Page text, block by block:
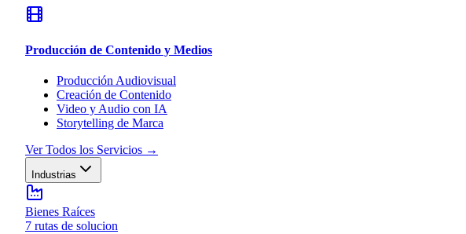
Producción de Contenido y Medios
Producción Audiovisual
Creación de Contenido
Video y Audio con IA
Storytelling de Marca
Ver Todos los Servicios →
Industrias
Bienes Raíces
7 rutas de solucion